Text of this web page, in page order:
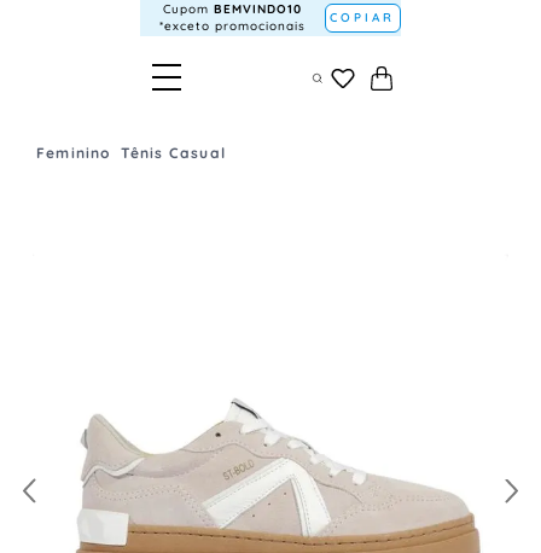
Cupom BEMVINDO10
*exceto promocionais
COPIAR
Feminino Tênis Casual